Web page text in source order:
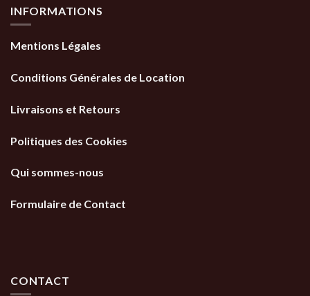
INFORMATIONS
Mentions Légales
Conditions Générales de Location
Livraisons et Retours
Politiques des Cookies
Qui sommes-nous
Formulaire de Contact
CONTACT